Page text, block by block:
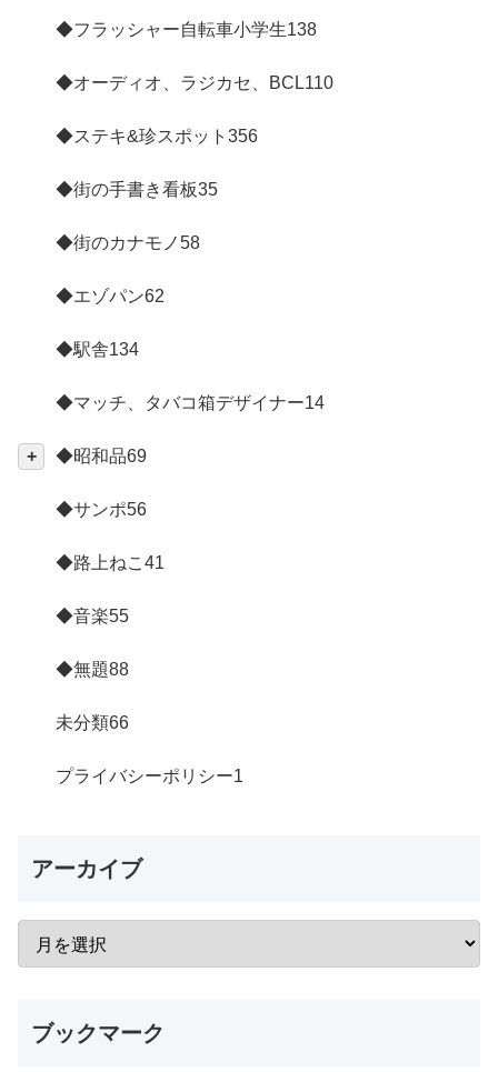
◆フラッシャー自転車小学生138
◆オーディオ、ラジカセ、BCL110
◆ステキ&珍スポット 356
◆街の手書き看板35
◆街のカナモノ58
◆エゾパン62
◆駅舎134
◆マッチ、タバコ箱デザイナー14
◆昭和品69
◆サンポ56
◆路上ねこ 41
◆音楽55
◆無題88
未分類66
プライバシーポリシー1
アーカイブ
ブックマーク